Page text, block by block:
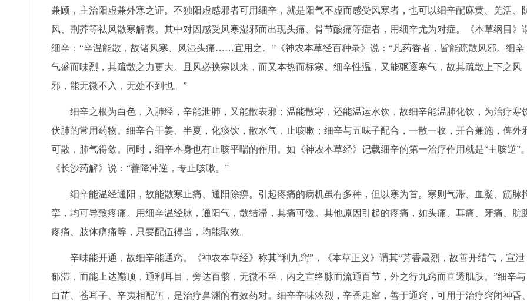
兼顾，主治阳虚兼外寒之证。不独阳虚感邪者可用细辛，就是阳气不虚而感受风寒者，也可以细辛配麻黄、羌活、
风、荆芥等祛风散寒解表。其中对因感受风寒湿邪而出现头痛、骨节酸痛等症者，用细辛尤为对症。《本草纲目》
细辛：“辛温能散，故诸风寒、风湿头痛……宜用之。”《神农本草经百种录》说：“凡药香者，皆能疏散风邪。细辛
气盛而味烈，其疏散之力更大。且风必挟寒以来，而又本热而标寒。细辛性温，又能驱逐寒气，故其疏散上下之风
邪，能无微不入，无处不到也。”
细辛之根为白色，入肺经，辛能泄肺，又能散表邪；温能散寒，还能温运水饮，故细辛能温肺化饮，为治疗寒
伏肺的常用药物。细辛合干姜、半夏，化痰饮，散水气，止咳嗽；细辛与五味子配合，一散一收，开合兼施，俾外
可散，肺气得敛。同时，细辛本身也有止咳平喘的作用。如《神农本草经》记载细辛的第一治疗作用就是“主咳逆”。
《长沙药解》说：“善降冲逆，专止咳嗽。”
细辛能温经通阳，故能散寒止痛、通阳除痹。引起疼痛的病机虽有多种，但以寒为首。寒则气滞、血凝、筋脉
挛，均可导致疼痛。用细辛温经脉，通阳气，散结滞，其痛可缓。其他原因引起的疼痛，如头痛、耳痛、牙痛、脘
疼痛、肢体痹痛等，只要配伍得当，均能取效。
辛味能开通，故细辛能通窍。《神农本草经》称其“利九窍”，《本草正义》谓其“芳香最烈，故善开结气，宣泄
郁滞，而能上达巅顶，通利耳目，旁达百骸，无微不至，内之宣络脉而流通百节，外之行九窍而直透肌肤。”细辛与
白芷、苍耳子、辛夷相配伍，是治疗鼻渊的有效药对。细辛辛味浓烈，辛香走窜，善于通窍，可用于治疗窍闭神昏、